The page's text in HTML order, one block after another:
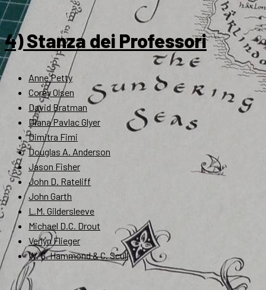
4) Stanza dei Professori
Anne Petty
Corey Olsen
David Bratman
Diana Pavlac Glyer
Dimitra Fimi
Douglas A. Anderson
Jason Fisher
John D. Rateliff
John Garth
L.M. Gildersleeve
Michael D.C. Drout
Verlyn Flieger
W. G. Hammond & C. Scull